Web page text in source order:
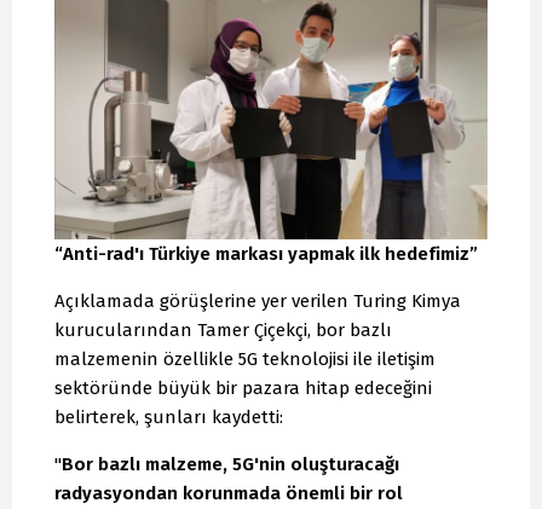
“Anti-rad'ı Türkiye markası yapmak ilk hedefimiz”
Açıklamada görüşlerine yer verilen Turing Kimya
kurucularından Tamer Çiçekçi, bor bazlı
malzemenin özellikle 5G teknolojisi ile iletişim
sektöründe büyük bir pazara hitap edeceğini
belirterek, şunları kaydetti:
"Bor bazlı malzeme, 5G'nin oluşturacağı
radyasyondan korunmada önemli bir rol